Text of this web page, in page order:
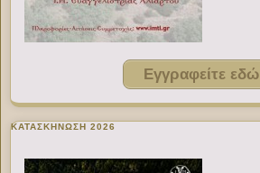
Εγγραφείτε εδώ
ΚΑΤΑΣΚΗΝΩΣΗ 2026